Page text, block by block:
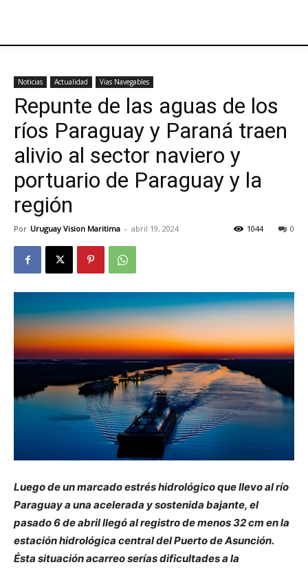
Noticias Actualidad Vias Navegables
Repunte de las aguas de los
ríos Paraguay y Paraná traen
alivio al sector naviero y
portuario de Paraguay y la
región
Por Uruguay Vision Maritima - abril 19, 2024 0
1044
Luego de un marcado estrés hidrológico que llevo al río
Paraguay a una acelerada y sostenida bajante, el
pasado 6 de abril llegó al registro de menos 32 cm en la
estación hidrológica central del Puerto de Asunción.
Ésta situación acarreo serías dificultades a la